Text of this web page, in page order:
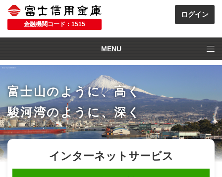
金融機関コード：1515
MENU
富士山のように、高く
駿河湾のように、深く
インターネットサービス